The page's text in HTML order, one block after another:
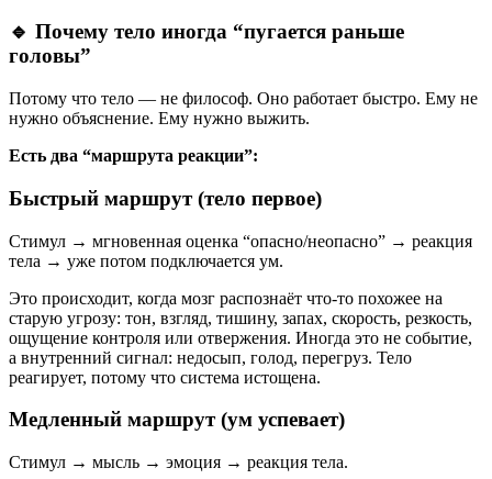
🔹 Почему тело иногда “пугается раньше
головы”
Потому что тело — не философ. Оно работает быстро. Ему не
нужно объяснение. Ему нужно выжить.
Есть два “маршрута реакции”:
Быстрый маршрут (тело первое)
Стимул → мгновенная оценка “опасно/неопасно” → реакция
тела → уже потом подключается ум.
Это происходит, когда мозг распознаёт что-то похожее на
старую угрозу: тон, взгляд, тишину, запах, скорость, резкость,
ощущение контроля или отвержения. Иногда это не событие,
а внутренний сигнал: недосып, голод, перегруз. Тело
реагирует, потому что система истощена.
Медленный маршрут (ум успевает)
Стимул → мысль → эмоция → реакция тела.